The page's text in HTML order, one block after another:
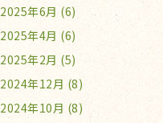
2025年6月 (6)
2025年4月 (6)
2025年2月 (5)
2024年12月 (8)
2024年10月 (8)